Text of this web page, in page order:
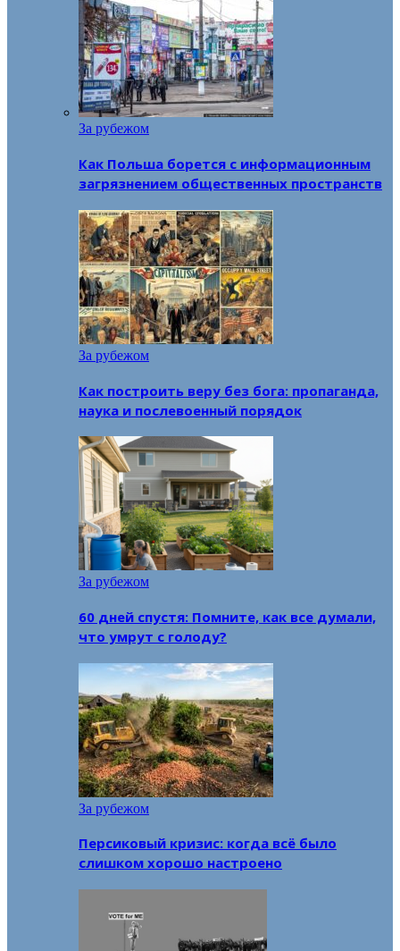
За рубежом
Как Польша борется с информационным
загрязнением общественных пространств
За рубежом
Как построить веру без бога: пропаганда,
наука и послевоенный порядок
За рубежом
60 дней спустя: Помните, как все думали,
что умрут с голоду?
За рубежом
Персиковый кризис: когда всё было
слишком хорошо настроено